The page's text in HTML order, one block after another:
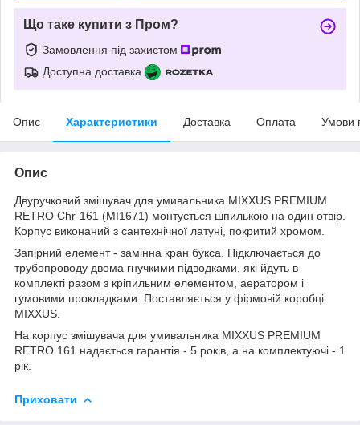
Що таке купити з Пром?
Замовлення під захистом
Доступна доставка
Опис Характеристики Доставка Оплата Умови
Опис
Двуручковий змішувач для умивальника MIXXUS PREMIUM
RETRO Chr-161 (MI1671) монтується шпилькою на один отвір.
Корпус виконаний з сантехнічної латуні, покритий хромом.
Запірний елемент - замінна кран букса. Підключається до
трубопроводу двома гнучкими підводками, які йдуть в
комплекті разом з кріпильним елементом, аератором і
гумовими прокладками. Поставляється у фірмовій коробці
MIXXUS.
На корпус змішувача для умивальника MIXXUS PREMIUM
RETRO 161 надається гарантія - 5 років, а на комплектуючі - 1
рік.
Приховати